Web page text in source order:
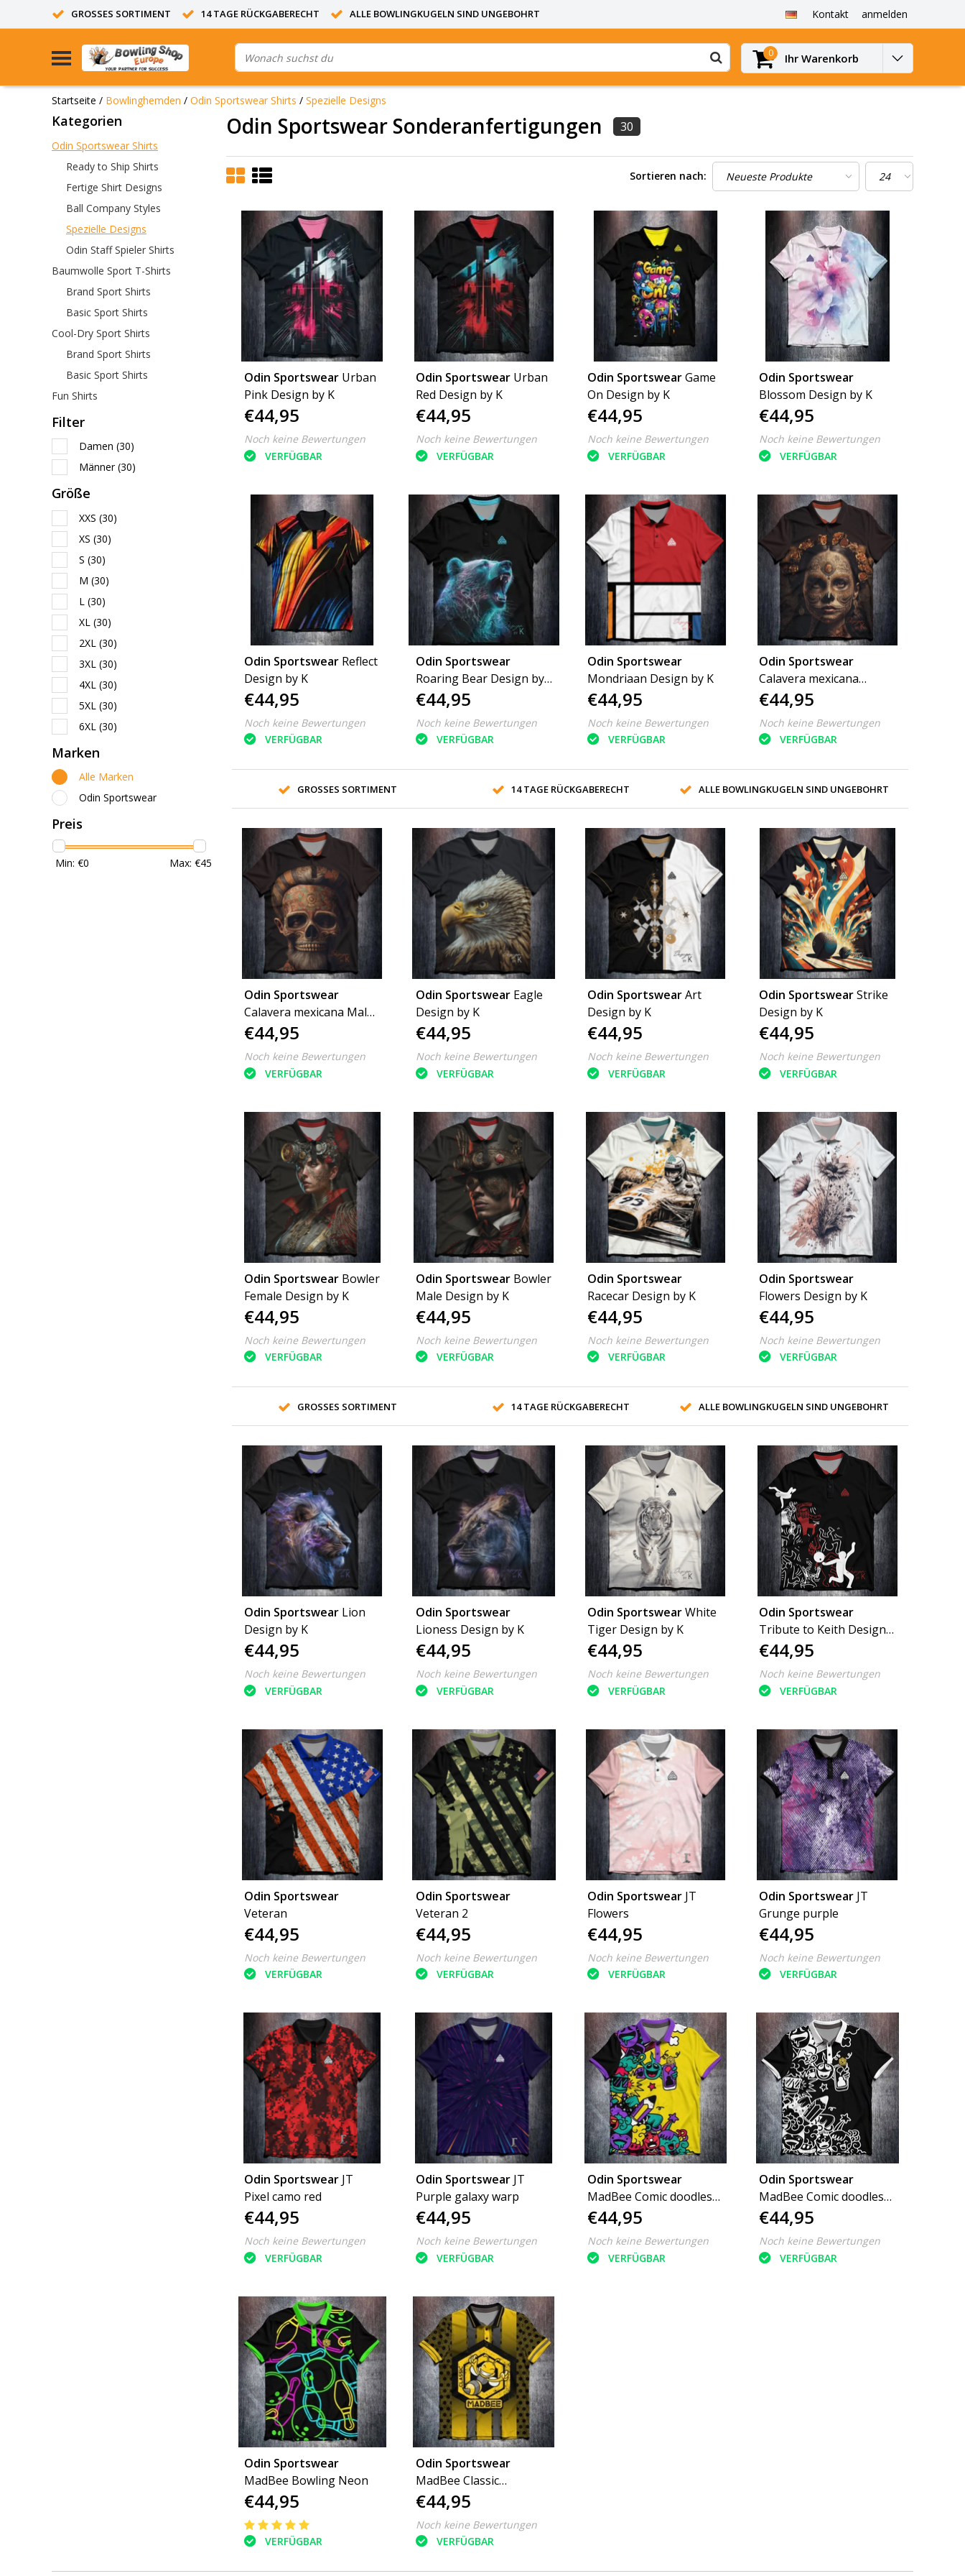
GROSSES SORTIMENT 14 TAGE RÜCKGABERECHT ALLE BOWLINGKUGELN SIND UNGEBOHRT Kontakt anmelden
0 Ihr Warenkorb
Startseite / Bowlinghemden / Odin Sportswear Shirts / Spezielle Designs
Kategorien
Odin Sportswear Shirts
Ready to Ship Shirts
Fertige Shirt Designs
Ball Company Styles
Spezielle Designs
Odin Staff Spieler Shirts
Baumwolle Sport T-Shirts
Brand Sport Shirts
Basic Sport Shirts
Cool-Dry Sport Shirts
Brand Sport Shirts
Basic Sport Shirts
Fun Shirts
Filter
Damen (30)
Männer(30)
Größe
XXS (30)
XS (30)
S (30)
M (30)
L (30)
XL (30)
2XL (30)
3XL (30)
4XL (30)
5XL (30)
6XL (30)
Marken
Alle Marken
Odin Sportswear
Preis
Min: €0 Max: €45
Odin Sportswear Sonderanfertigungen 30
Sortieren nach:
Odin Sportswear Urban
Pink Design by K
€44,95
Noch keine Bewertungen
VERFÜGBAR
Odin Sportswear Urban
Red Design by K
€44,95
Noch keine Bewertungen
VERFÜGBAR
Odin SportswearGame
On Design by K
€44,95
Noch keine Bewertungen
VERFÜGBAR
Odin Sportswear
Blossom Design by K
€44,95
Noch keine Bewertungen
VERFÜGBAR
Odin Sportswear Reflect
Design by K
€44,95
Noch keine Bewertungen
VERFÜGBAR
Odin Sportswear
Roaring Bear Design by
K
€44,95
Noch keine Bewertungen
VERFÜGBAR
Odin Sportswear
Mondriaan Design by K
€44,95
Noch keine Bewertungen
VERFÜGBAR
Odin Sportswear
Calavera mexicana
Female Design by K
€44,95
Noch keine Bewertungen
VERFÜGBAR
GROSSES SORTIMENT 14 TAGE RÜCKGABERECHT ALLE BOWLINGKUGELN SIND UNGEBOHRT
Odin Sportswear
Calavera mexicana Male
Design by K
€44,95
Noch keine Bewertungen
VERFÜGBAR
Odin Sportswear Eagle
Design by K
€44,95
Noch keine Bewertungen
VERFÜGBAR
Odin SportswearArt
Design by K
€44,95
Noch keine Bewertungen
VERFÜGBAR
Odin SportswearStrike
Design by K
€44,95
Noch keine Bewertungen
VERFÜGBAR
Odin Sportswear Bowler
Female Design by K
€44,95
Noch keine Bewertungen
VERFÜGBAR
Odin Sportswear Bowler
Male Design by K
€44,95
Noch keine Bewertungen
VERFÜGBAR
Odin Sportswear
Racecar Design by K
€44,95
Noch keine Bewertungen
VERFÜGBAR
Odin Sportswear
Flowers Design by K
€44,95
Noch keine Bewertungen
VERFÜGBAR
GROSSES SORTIMENT 14 TAGE RÜCKGABERECHT ALLE BOWLINGKUGELN SIND UNGEBOHRT
Odin Sportswear Lion
Design by K
€44,95
Noch keine Bewertungen
VERFÜGBAR
Odin Sportswear
Lioness Design by K
€44,95
Noch keine Bewertungen
VERFÜGBAR
Odin SportswearWhite
Tiger Design by K
€44,95
Noch keine Bewertungen
VERFÜGBAR
Odin Sportswear
Tribute to Keith Design
by K
€44,95
Noch keine Bewertungen
VERFÜGBAR
Odin Sportswear
Veteran
€44,95
Noch keine Bewertungen
VERFÜGBAR
Odin Sportswear
Veteran 2
€44,95
Noch keine Bewertungen
VERFÜGBAR
Odin Sportswear JT
Flowers
€44,95
Noch keine Bewertungen
VERFÜGBAR
Odin Sportswear JT
Grunge purple
€44,95
Noch keine Bewertungen
VERFÜGBAR
Odin Sportswear JT
Pixel camo red
€44,95
Noch keine Bewertungen
VERFÜGBAR
Odin Sportswear JT
Purple galaxy warp
€44,95
Noch keine Bewertungen
VERFÜGBAR
Odin Sportswear
MadBee Comic doodles
color
€44,95
Noch keine Bewertungen
VERFÜGBAR
Odin Sportswear
MadBee Comic doodles
black white
€44,95
Noch keine Bewertungen
VERFÜGBAR
Odin Sportswear
MadBee Bowling Neon
€44,95
VERFÜGBAR
Odin Sportswear
MadBee Classic
Honeycomb
€44,95
Noch keine Bewertungen
VERFÜGBAR